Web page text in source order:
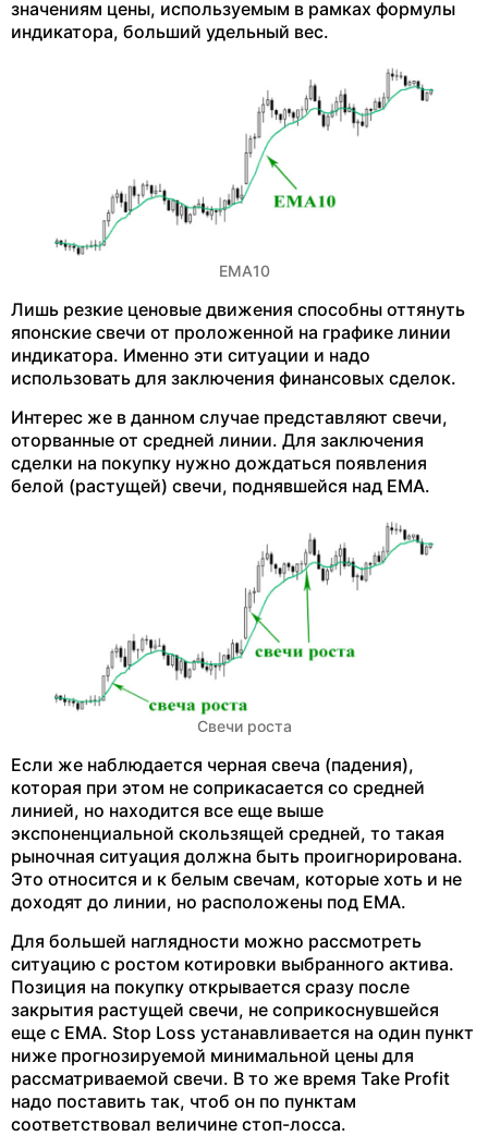
значениям цены, используемым в рамках формулы
индикатора, больший удельный вес.
ЕМА10
Лишь резкие ценовые движения способны оттянуть
японские свечи от проложенной на графике линии
индикатора. Именно эти ситуации и надо
использовать для заключения финансовых сделок.
Интерес же в данном случае представляют свечи,
оторванные от средней линии. Для заключения
сделки на покупку нужно дождаться появления
белой (растущей) свечи, поднявшейся над EMA.
Свечи роста
Если же наблюдается черная свеча (падения),
которая при этом не соприкасается со средней
линией, но находится все еще выше
экспоненциальной скользящей средней, то такая
рыночная ситуация должна быть проигнорирована.
Это относится и к белым свечам, которые хоть и не
доходят до линии, но расположены под EMA.
Для большей наглядности можно рассмотреть
ситуацию с ростом котировки выбранного актива.
Позиция на покупку открывается сразу после
закрытия растущей свечи, не соприкоснувшейся
еще с EMA. Stop Loss устанавливается на один пункт
ниже прогнозируемой минимальной цены для
рассматриваемой свечи. В то же время Take Profit
надо поставить так, чтоб он по пунктам
соответствовал величине стоп-лосса.